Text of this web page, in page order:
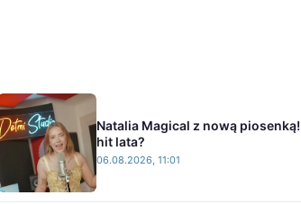
Natalia Magical z nową
hit lata?
06.08.2026, 11:01